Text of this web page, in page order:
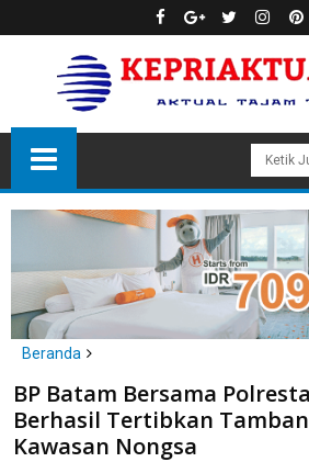
Beranda
BP Batam Bersama Polresta Barelang
Tambang Pasir Ilegal di Kawasan Nongsa
BP Batam Bersama
Berhasil Tertibkan
Kawasan Nongsa